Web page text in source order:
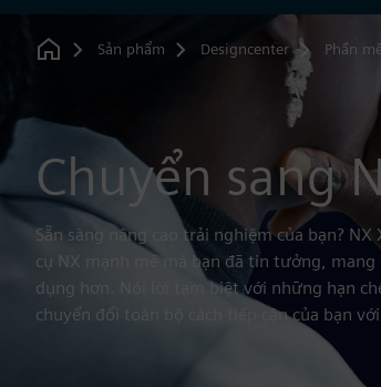
Home
Sản phẩm Designcenter Phần
Chuyển sang
Sẵn sàng nâng cao trải nghiệm của bạn?
cụ NX mạnh mẽ mà bạn đã tin tưởng,
dụng hơn. Nói lời tạm biệt với những hạn
chuyển đổi toàn bộ cách tiếp cận của bạn